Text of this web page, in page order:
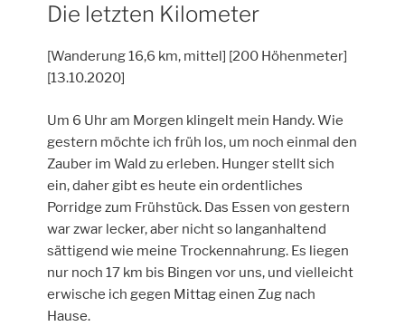
Die letzten Kilometer
[Wanderung 16,6 km, mittel] [200 Höhenmeter]
[13.10.2020]
Um 6 Uhr am Morgen klingelt mein Handy. Wie
gestern möchte ich früh los, um noch einmal den
Zauber im Wald zu erleben. Hunger stellt sich
ein, daher gibt es heute ein ordentliches
Porridge zum Frühstück. Das Essen von gestern
war zwar lecker, aber nicht so langanhaltend
sättigend wie meine Trockennahrung. Es liegen
nur noch 17 km bis Bingen vor uns, und vielleicht
erwische ich gegen Mittag einen Zug nach
Hause.